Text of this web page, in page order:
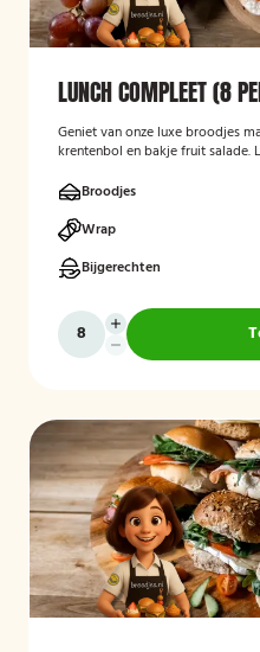
LUNCH COMPLEET (8
Geniet van onze luxe broodjes
krentenbol en bakje fruit salade.
Broodjes
Wrap
Bijgerechten